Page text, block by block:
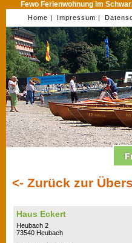
Fewo Ferienwohnung im
Home | Impressum |
<- Zurück zur
Haus Eckert
Heubach 2
73540 Heubach